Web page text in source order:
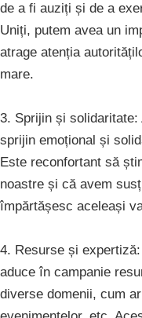
de a fi auziți și de a
Uniți, putem avea un
atrage atenția
mare.
3. Sprijin și solidaritate:
sprijin emoțional și
Este reconfortant să
noastre și că avem
împărtășesc aceleași
4. Resurse și
aduce în campanie
diverse domenii, cum